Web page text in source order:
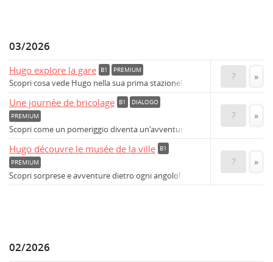
03/2026
Hugo explore la gare B1 PREMIUM
Scopri cosa vede Hugo nella sua prima stazione!
? »
Une journée de bricolage B1
DIALOGO
PREMIUM
Scopri come un pomeriggio diventa un'avventura creativa.
? »
Hugo découvre le musée de la ville
B1
PREMIUM
Scopri sorprese e avventure dietro ogni angolo!
? »
02/2026